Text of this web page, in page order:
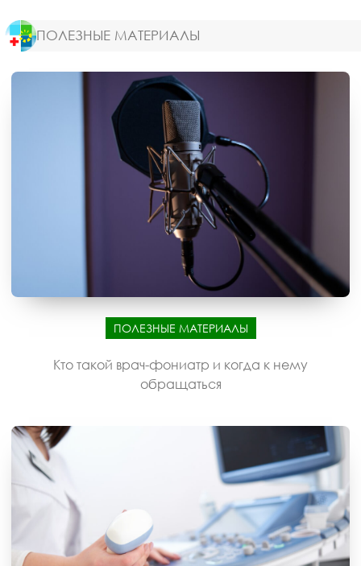
ПОЛЕЗНЫЕ МАТЕРИАЛЫ
ПОЛЕЗНЫЕ МАТЕРИАЛЫ
Кто такой врач-фониатр и когда к нему
обращаться